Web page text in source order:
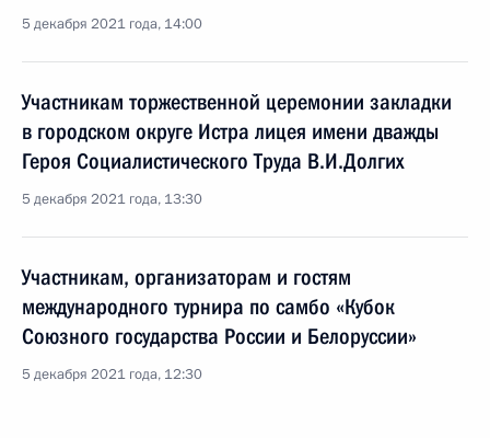
5 декабря 2021 года, 14:00
Участникам торжественной церемонии закладки
в городском округе Истра лицея имени дважды
Героя Социалистического Труда В.И.Долгих
5 декабря 2021 года, 13:30
Участникам, организаторам и гостям
международного турнира по самбо «Кубок
Союзного государства России и Белоруссии»
5 декабря 2021 года, 12:30